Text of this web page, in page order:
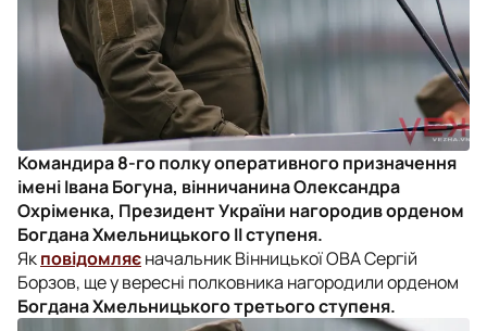
Командира 8-го полку оперативного призначення
імені Івана Богуна, вінничанина Олександра
Охріменка, Президент України нагородив орденом
Богдана Хмельницького ІІ ступеня.
Якповідомляєначальник Вінницької ОВА Сергій
Борзов, ще у вересні полковника нагородили орденом
Богдана Хмельницького третього ступеня.